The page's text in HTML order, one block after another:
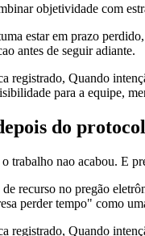
objetividade com
estar em prazo
antes de seguir adiante.
registrado, Quando
para a equipe,
do
trabalho nao acabou. E
recurso no pregão
perder tempo" como
registrado, Quando